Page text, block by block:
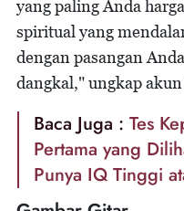
yang paling Anda
spiritual yang
dengan pasangan
dangkal," ungkap
Baca Juga : Tes
Pertama yang
Punya IQ Tinggi